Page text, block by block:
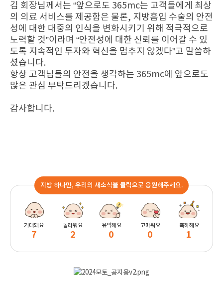
김 회장님께서는 “앞으로도 365mc는 고객들에게 최상
의 의료 서비스를 제공함은 물론, 지방흡입 수술의 안전
성에 대한 대중의 인식을 변화시키기 위해 적극적으로
노력할 것”이라며 “안전성에 대한 신뢰를 이어갈 수 있
도록 지속적인 투자와 혁신을 멈추지 않겠다”고 말씀하
셨습니다.
항상 고객님들의 안전을 생각하는 365mc에 앞으로도
많은 관심 부탁드리겠습니다.
감사합니다.
지방 하나만, 우리의 새소식을 클릭으로 응원해주세요.
기대돼요
7
놀라워요
2
유익해요
0
고마워요
0
축하해요
1